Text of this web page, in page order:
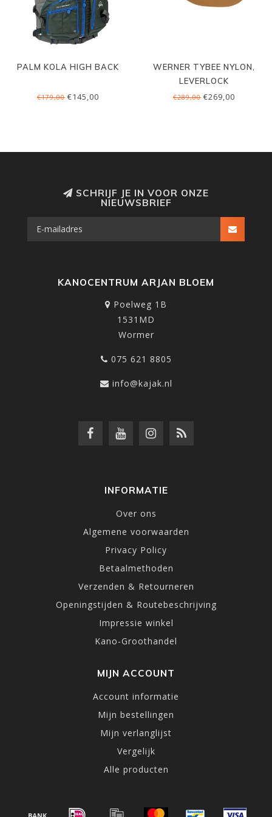
PALM KOLA HIGH BACK
€179,00 €145,00
WERNER TYBEE NYLON,
LEVERLOCK
€289,00 €269,00
SCHRIJF JE IN VOOR ONZE
NIEUWSBRIEF
KANOCENTRUM ARJAN BLOEM
Poelweg 1B
1531MD
Wormer
075 621 8805
info@kajak.nl
INFORMATIE
Over ons
Algemene voorwaarden
Privacy Policy
Betaalmethoden
Verzenden & Retourneren
Openingstijden & Routebeschrijving
Impressie winkel
Kano-Groothandel
MIJN ACCOUNT
Account informatie
Mijn bestellingen
Mijn verlanglijst
Vergelijk
Alle producten